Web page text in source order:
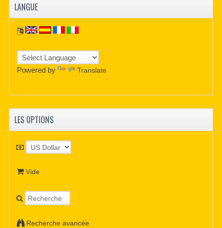
LANGUE
Powered by Translate
LES OPTIONS
Vide
Recherche avancée